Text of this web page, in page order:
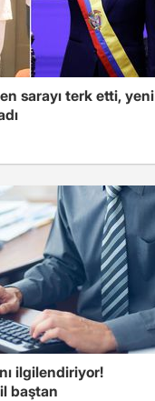
sarayı terk etti, yeni
ilgilendiriyor!
baştan